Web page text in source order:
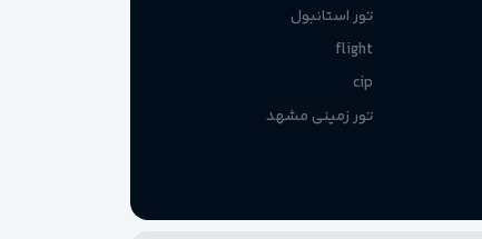
تور استانبول
flight
cip
تور زمینی مشهد